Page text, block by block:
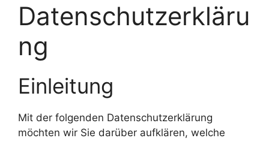
Datenschutzerkläru
ng
Einleitung
Mit der folgenden Datenschutzerklärung
möchten wir Sie darüber aufklären, welche